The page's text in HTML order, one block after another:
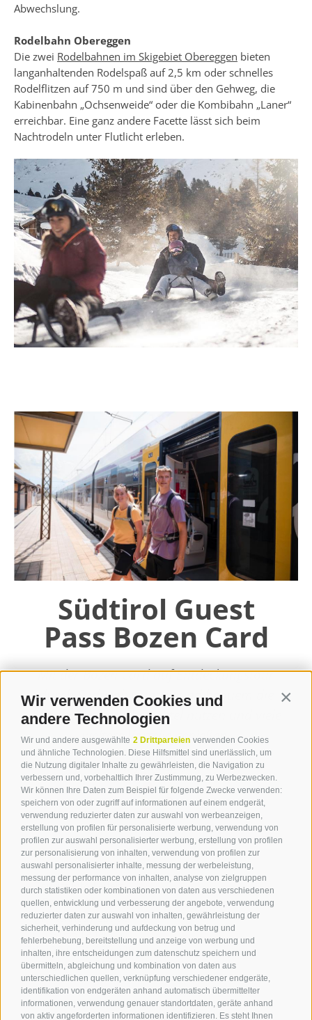
Wir verwenden Cookies und
andere Technologien
Wir und andere ausgewählte 2 Drittparteien verwenden Cookies
und ähnliche Technologien. Diese Hilfsmittel sind unerlässlich, um
die Nutzung digitaler Inhalte zu gewährleisten, die Navigation zu
verbessern und, vorbehaltlich Ihrer Zustimmung, zu Werbezwecken.
Wir können Ihre Daten zum Beispiel für folgende Zwecke verwenden:
speichern von oder zugriff auf informationen auf einem endgerät,
verwendung reduzierter daten zur auswahl von werbeanzeigen,
erstellung von profilen für personalisierte werbung, verwendung von
profilen zur auswahl personalisierter werbung, erstellung von profilen
zur personalisierung von inhalten, verwendung von profilen zur
auswahl personalisierter inhalte, messung der werbeleistung,
messung der performance von inhalten, analyse von zielgruppen
durch statistiken oder kombinationen von daten aus verschiedenen
quellen, entwicklung und verbesserung der angebote, verwendung
reduzierter daten zur auswahl von inhalten, gewährleistung der
sicherheit, verhinderung und aufdeckung von betrug und
fehlerbehebung, bereitstellung und anzeige von werbung und
inhalten, ihre entscheidungen zum datenschutz speichern und
übermitteln, abgleichung und kombination von daten aus
unterschiedlichen quellen, verknüpfung verschiedener endgeräte,
identifikation von endgeräten anhand automatisch übermittelter
informationen, verwendung genauer standortdaten, geräte anhand
von aktiv angeforderten informationen identifizieren. Es steht Ihnen
Abwechslung.
Rodelbahn Obereggen
Die zwei Rodelbahnen im Skigebiet Obereggen bieten
langanhaltenden Rodelspaß auf 2,5 km oder schnelles
Rodelflitzen auf 750 m und sind über den Gehweg, die
Kabinenbahn „Ochsenweide“ oder die Kombibahn „Laner“
erreichbar. Eine ganz andere Facette lässt sich beim
Nachtrodeln unter Flutlicht erleben.
Südtirol Guest
Pass Bozen Card
Mit der Bozen Card auf Entdeckungstour
durch Südtirol: Günstig und bequem die
öffenlichen Verkehrsmittel nutzen und viele
weitere Vorteile genießen.
weiterlesen
Kontakt
Tourist Info Leifers
Branzoll Pfatten
J.-F.-Kennedy-Str. 88
39055 Leifers
Tel.+39 0471 950 420
info@laives-leifers.it